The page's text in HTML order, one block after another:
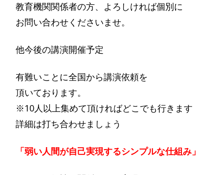
教育機関関係者の方、よろしければ個別に
お問い合わせくださいませ。
他今後の講演開催予定
有難いことに全国から講演依頼を
頂いております。
※10人以上集めて頂ければどこでも行きます
詳細は打ち合わせましょう
「弱い人間が自己実現するシンプルな仕組み」